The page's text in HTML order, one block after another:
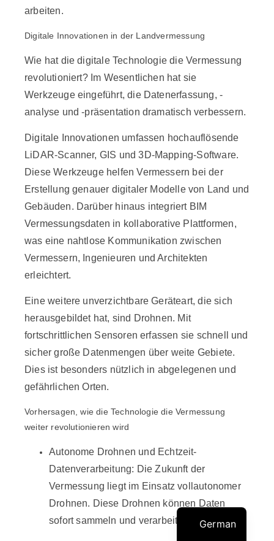
arbeiten.
Digitale Innovationen in der Landvermessung
Wie hat die digitale Technologie die Vermessung
revolutioniert? Im Wesentlichen hat sie
Werkzeuge eingeführt, die Datenerfassung, -
analyse und -präsentation dramatisch verbessern.
Digitale Innovationen umfassen hochauflösende
LiDAR-Scanner, GIS und 3D-Mapping-Software.
Diese Werkzeuge helfen Vermessern bei der
Erstellung genauer digitaler Modelle von Land und
Gebäuden. Darüber hinaus integriert BIM
Vermessungsdaten in kollaborative Plattformen,
was eine nahtlose Kommunikation zwischen
Vermessern, Ingenieuren und Architekten
erleichtert.
Eine weitere unverzichtbare Geräteart, die sich
herausgebildet hat, sind Drohnen. Mit
fortschrittlichen Sensoren erfassen sie schnell und
sicher große Datenmengen über weite Gebiete.
Dies ist besonders nützlich in abgelegenen und
gefährlichen Orten.
Vorhersagen, wie die Technologie die Vermessung
weiter revolutionieren wird
Autonome Drohnen und Echtzeit-
Datenverarbeitung: Die Zukunft der
Vermessung liegt im Einsatz vollautonomer
Drohnen. Diese Drohnen können Daten
sofort sammeln und verarbeiten.
German